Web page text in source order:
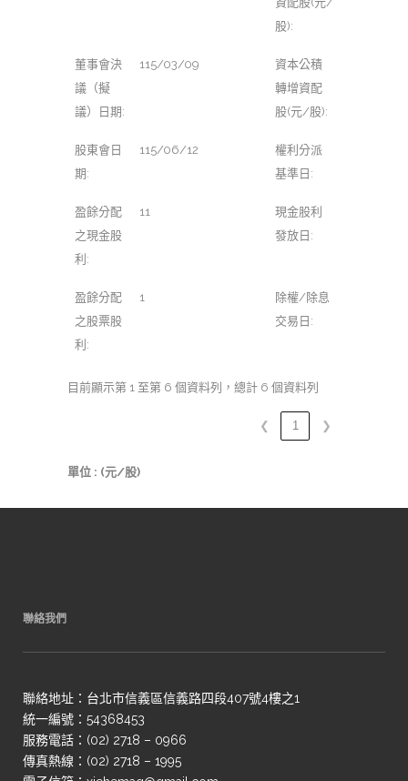
股):
董事會決
議（擬
議）日期:
115/03/09
資本公積
轉增資配
股(元/股):
股東會日
期:
115/06/12
權利分派
基準日:
盈餘分配
之現金股
利:
11
現金股利
發放日:
盈餘分配
之股票股
利:
1
除權/除息
交易日:
目前顯示第 1 至第 6 個資料列，總計 6 個資料列
❮ 1 ❯
單位 : (元/股)
聯絡我們
聯絡地址：台北市信義區信義路四段407號4樓之1
統一編號：54368453
服務電話：(02) 2718 – 0966
傳真熱線：(02) 2718 – 1995